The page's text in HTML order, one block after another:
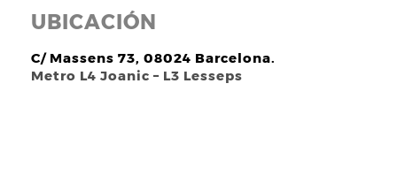
UBICACIÓN
C/ Massens 73, 08024 Barcelona.
Metro L4 Joanic – L3 Lesseps